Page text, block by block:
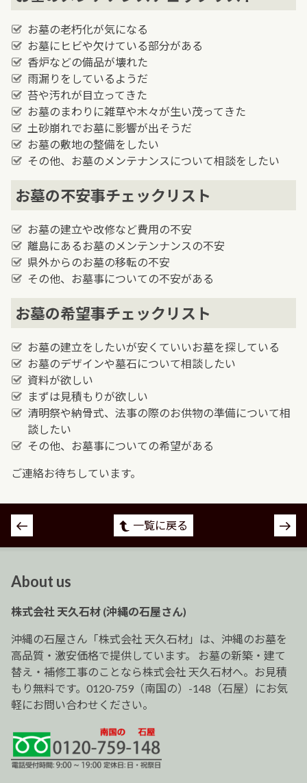
お墓の老朽化が気になる
お墓にヒビや欠けている部分がある
香炉などの備品が壊れた
雨漏りをしているようだ
苔や汚れが目立ってきた
お墓のまわりに雑草や木々が生い茂ってきた
土砂崩れでお墓に影響が出そうだ
お墓の敷地の整備をしたい
その他、お墓のメンテナンスについて相談をしたい
お墓の不安事チェックリスト
お墓の建立や改修など費用の不安
離島にあるお墓のメンテンナンスの不安
県外からのお墓の移転の不安
その他、お墓事についての不安がある
お墓の希望事チェックリスト
お墓の建立をしたいが安くていいお墓を探している
お墓のデザインや墓石について相談したい
資料が欲しい
まずは見積もりが欲しい
清明祭や納骨式、法事の際のお供物の準備について相
談したい
その他、お墓事についての希望がある
ご連絡お待ちしています。
投
稿
ゲ
ー
シ
ョ
ン
一覧に戻る
About us
株式会社 天久石材 (沖縄の石屋さん)
沖縄の石屋さん「株式会社 天久石材」は、沖縄のお墓を
高品質・激安価格で提供しています。 お墓の新築・建て
替え・補修工事のことなら株式会社 天久石材へ。お見積
もり無料です。0120-759（南国の）-148（石屋）にお気
軽にお問い合わせください。